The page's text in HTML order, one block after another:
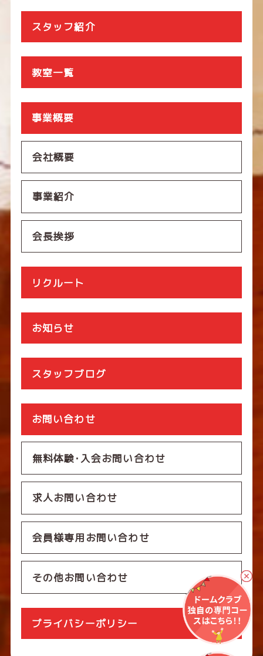
スタッフ紹介
教室一覧
事業概要
会社概要
事業紹介
会長挨拶
リクルート
お知らせ
スタッフブログ
お問い合わせ
無料体験･入会お問い合わせ
求人お問い合わせ
会員様専用お問い合わせ
その他お問い合わせ
プライバシーポリシー